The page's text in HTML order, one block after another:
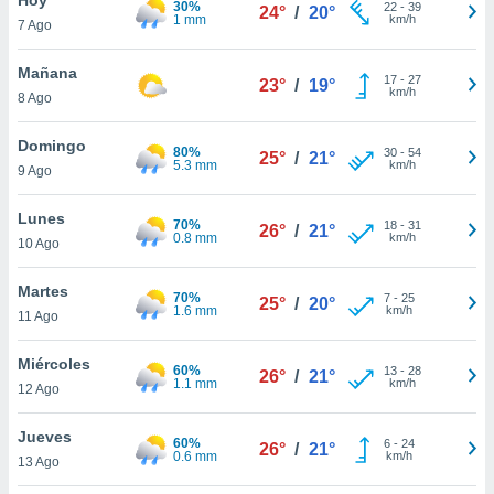
en
más
nuestra
de
cookies
aceptar
7 Ago
30%
1 mm
24° / 20° 22- 39
km/h
Mañana
8 Ago
23° / 19° 17- 27
km/h
Domingo
9 Ago
80%
5.3 mm
25° / 21° 30- 54
km/h
Lunes
10 Ago
70%
0.8 mm
26° / 21° 18- 31
km/h
Martes
11 Ago
70%
1.6 mm
25° / 20° 7- 25
km/h
Miércoles
12 Ago
60%
1.1 mm
26° / 21° 13- 28
km/h
Jueves
13 Ago
60%
0.6 mm
26° / 21° 6- 24
km/h